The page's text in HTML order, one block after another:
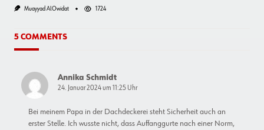
Muayyad AlOwidat 1724
5 COMMENTS
Annika Schmidt
24. Januar 2024 um 11:25 Uhr
Bei meinem Papa in der Dachdeckerei steht Sicherheit auch an
erster Stelle. Ich wusste nicht, dass Auffanggurte nach einer Norm,